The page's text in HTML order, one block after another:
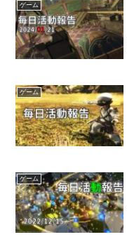
ゲーム
ゲーム
ゲーム